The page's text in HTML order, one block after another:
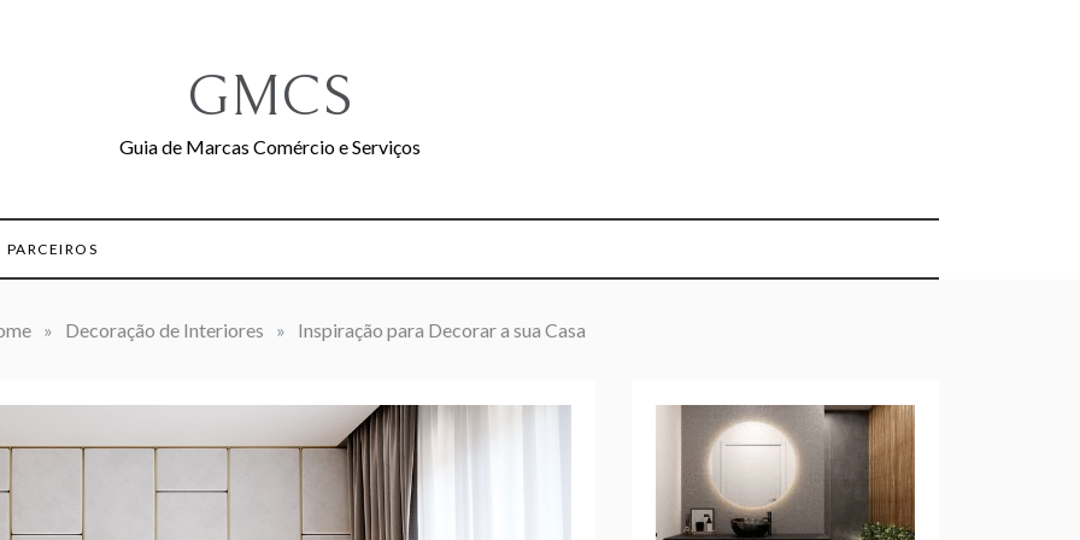
GMCS
Guia de Marcas Comércio e Serviços
PARCEIROS
» Decoração de Interiores » Inspiração para Decorar a sua Casa